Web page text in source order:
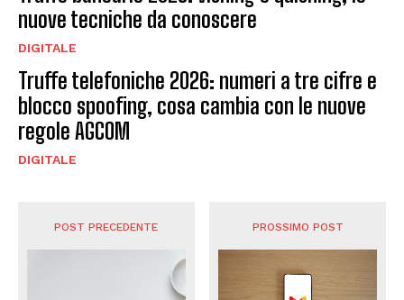
nuove tecniche da conoscere
DIGITALE
Truffe telefoniche 2026: numeri a tre cifre e
blocco spoofing, cosa cambia con le nuove
regole AGCOM
DIGITALE
POST PRECEDENTE PROSSIMO POST